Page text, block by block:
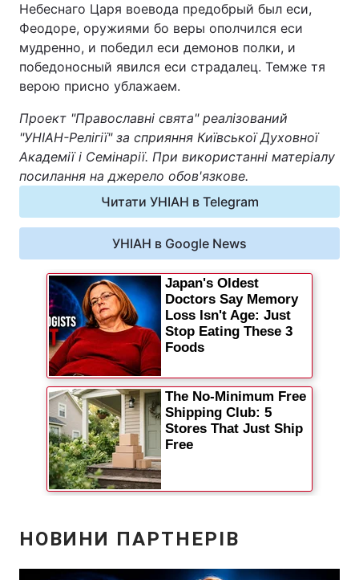
Архів Вакансії
Контакти
ПОСЛУГИ
Реклама на сайті Фотобанк
Моніторинг Пресцентр
Небеснаго Царя воевода предобрый был еси,
Феодоре, оружиями бо веры ополчился еси
мудренно, и победил еси демонов полки, и
победоносный явился еси страдалец. Темже тя
верою присно ублажаем.
Проект "Православні свята" реалізований
"УНІАН-Релігії" за сприяння Київської Духовної
Академії і Семінарії. При використанні матеріалу
посилання на джерело обов'язкове.
Читати УНІАН в Telegram
УНІАН в Google News